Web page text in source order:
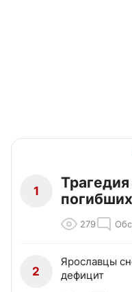
1
279
2
Ярославцы
дефицит